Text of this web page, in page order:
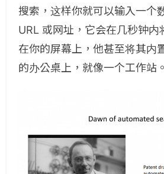
搜索，这样你就可以输入一个
URL 或网址，它会在几秒钟内
在你的屏幕上，他甚至将其内
的办公桌上，就像一个工作站。